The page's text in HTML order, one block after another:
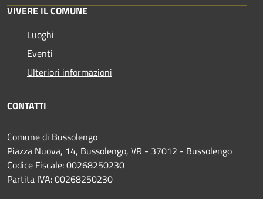
VIVERE IL COMUNE
Luoghi
Eventi
Ulteriori informazioni
CONTATTI
Comune di Bussolengo
Piazza Nuova, 14, Bussolengo, VR - 37012 - Bussolengo
Codice Fiscale: 00268250230
Partita IVA: 00268250230